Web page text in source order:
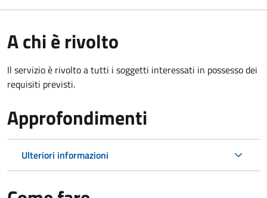
A chi è rivolto
Il servizio è rivolto a tutti i soggetti interessati in possesso dei
requisiti previsti.
Approfondimenti
Ulteriori informazioni